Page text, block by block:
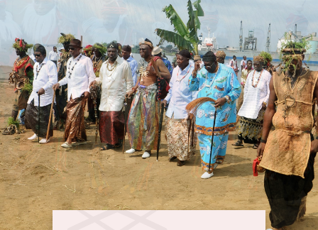
Patrimoine
– ICC